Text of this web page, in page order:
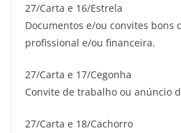
27/Carta e 16/Estrela
Documentos e/ou convites bons
profissional e/ou financeira.
27/Carta e 17/Cegonha
Convite de trabalho ou anúncio
27/Carta e 18/Cachorro